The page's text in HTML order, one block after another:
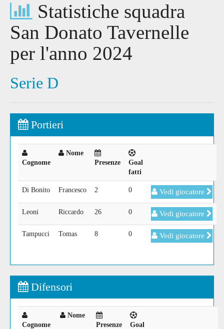
Statistiche squadra
San Donato Tavernelle
per l'anno 2024
Serie D
Portieri
Cognome
Nome
Presenze
Goal
fatti
Di Bonito Francesco 2 0 Vedi giocatore
Leoni Riccardo 26 0 Vedi giocatore
Tampucci Tomas 8 0 Vedi giocatore
Difensori
Cognome
Nome
Presenze
Goal